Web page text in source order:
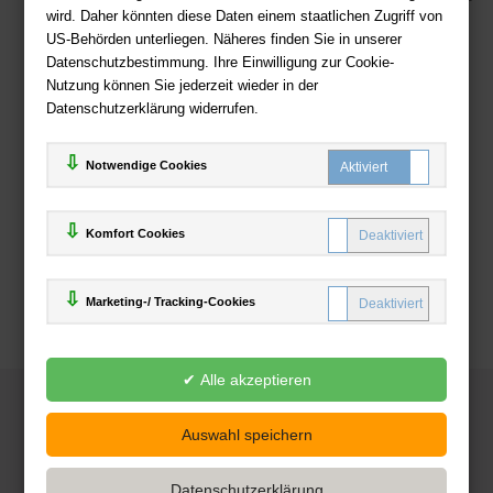
wird. Daher könnten diese Daten einem staatlichen Zugriff von
US-Behörden unterliegen. Näheres finden Sie in unserer
Datenschutzbestimmung. Ihre Einwilligung zur Cookie-
Nutzung können Sie jederzeit wieder in der
Datenschutzerklärung widerrufen.
Notwendige Cookies
Komfort Cookies
Marketing-/ Tracking-Cookies
Zahlweisen
Deutsche-Buchhandlung.de
www.deutsche-buchhandlung.de ist ein Angebot der
Handelsgesellschaft mbH
Powered by Inooga